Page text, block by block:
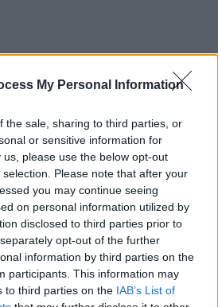
My Personal Information
the sale, sharing to third parties, or
or sensitive information for
please use the below opt-out
Please note that after your
you may continue seeing
on personal information utilized by
disclosed to third parties prior to
opt-out of the further
information by third parties on the
participants. This information may
to third parties on the IAB’s List of